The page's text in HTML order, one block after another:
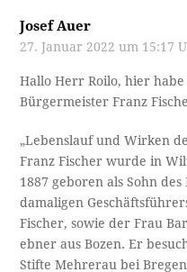
Josef Auer
27. Januar 2022 um 15:17
Hallo Herr Roilo, hier
Bürgermeister Franz
„Lebenslauf und Wirken
Franz Fischer wurde in
1887 geboren als Sohn
damaligen
Fischer, sowie der Frau
ebner aus Bozen. Er
Stifte Mehrerau bei